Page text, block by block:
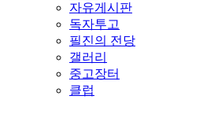
자유게시판
독자투고
필진의 전당
갤러리
중고장터
클럽